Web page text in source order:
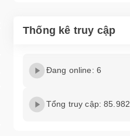
Thống kê truy cập
Đang online: 6
Tổng truy cập: 85.982